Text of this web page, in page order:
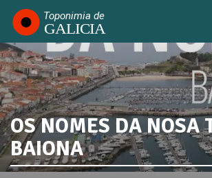
contido
principal
OS NOMES DA NOSA
BAIONA